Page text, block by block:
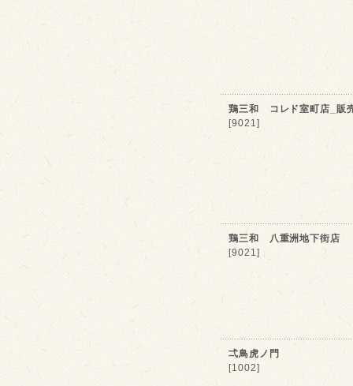
鶏三和 コレド室町店_販
[9021]
鶏三和 八重洲地下街店
[9021]
弌鳥虎ノ門
[1002]